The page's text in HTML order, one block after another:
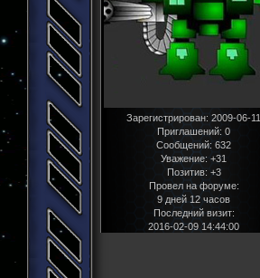
Зарегистрирован: 2009-06-11
Приглашений: 0
Сообщений: 632
Уважение: +31
Позитив: +3
Провел на форуме:
9 дней 12 часов
Последний визит:
2016-02-09 14:44:00